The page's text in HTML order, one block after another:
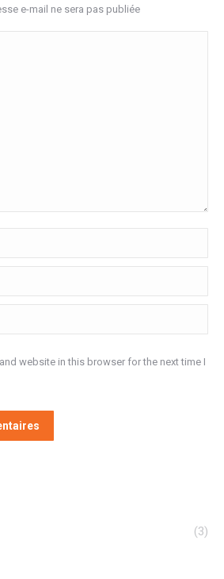
e-mail ne sera pas publiée
website in this browser for the next time I
(3)